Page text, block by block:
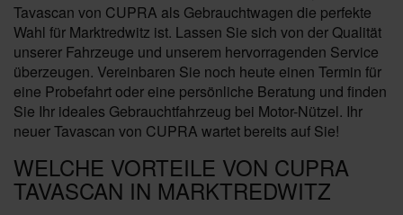
Tavascan von CUPRA als Gebrauchtwagen die perfekte
Wahl für Marktredwitz ist. Lassen Sie sich von der Qualität
unserer Fahrzeuge und unserem hervorragenden Service
überzeugen. Vereinbaren Sie noch heute einen Termin für
eine Probefahrt oder eine persönliche Beratung und finden
Sie Ihr ideales Gebrauchtfahrzeug bei Motor-Nützel. Ihr
neuer Tavascan von CUPRA wartet bereits auf Sie!
WELCHE VORTEILE VON CUPRA
TAVASCAN IN MARKTREDWITZ